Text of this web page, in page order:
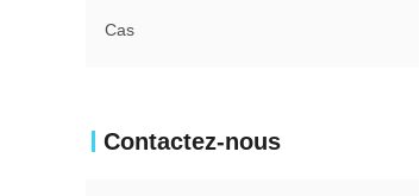
Cas
Contactez-nous